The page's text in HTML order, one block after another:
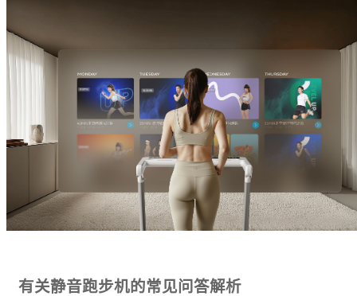
有关静音跑步机的常见问答解析